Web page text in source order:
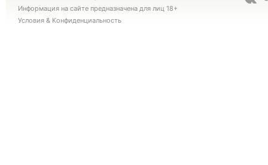
Информация на сайте предназначена для лиц 18+
Условия & Конфиденциальность